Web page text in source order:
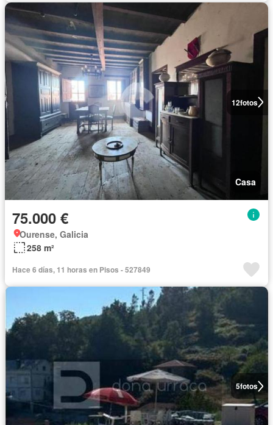
12fotos
Casa
75.000 €
Ourense, Galicia
258 m²
Hace 6 días, 11 horas en Pisos - 527849
5fotos